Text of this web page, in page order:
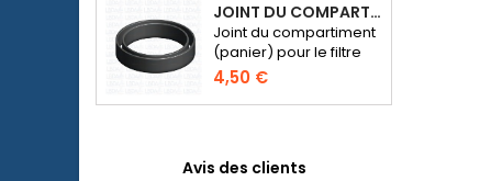
JOINT DU COMPARTIMENT POUR MÉDIA DE FILTRATION - FILTRE SERA FIL BIOACTIVE 250 AU 400+UV ET UVC-XTREME 800 OU 1200
Joint du compartiment
(panier) pour le filtre
externe SERA Fil
Bioactive 250, 250+UV,
400+UV et UVC-
4,50 €
Avis des clients